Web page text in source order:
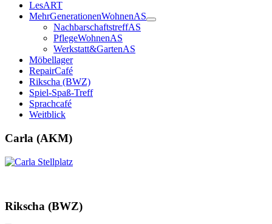
LesART
MehrGenerationenWohnenAS
NachbarschaftstreffAS
PflegeWohnenAS
Werkstatt&GartenAS
Möbellager
RepairCafé
Rikscha (BWZ)
Spiel-Spaß-Treff
Sprachcafé
Weitblick
Carla (AKM)
Rikscha (BWZ)